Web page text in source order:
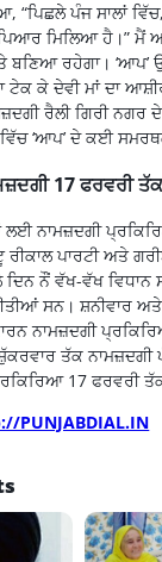
“ਪਿਛਲੇ ਪੰਜ ਸਾਲਾਂ
ਮਿਲਿਆ ਹੈ।” ਮੈਂ
ਬਣਿਆ ਰਹੇਗਾ। ‘ਆਪ’
ਟੇਕ ਕੇ ਦੇਵੀ ਮਾਂ ਦਾ
ਰੈਲੀ ਗਿਰੀ ਨਗਰ
‘ਆਪ’ ਦੇ ਕਈ
17 ਫਰਵਰੀ
ਲਈ ਨਾਮਜ਼ਦਗੀ
ਪਾਰਟੀ ਅਤੇ
ਦਿਨ ਨੌਂ ਵੱਖ-ਵੱਖ ਵਿਧਾਨ
ਸਨ। ਸ਼ਨੀਵਾਰ
ਨਾਮਜ਼ਦਗੀ
ਤੱਕ
17 ਫਰਵਰੀ
PUNJABDIAL.IN